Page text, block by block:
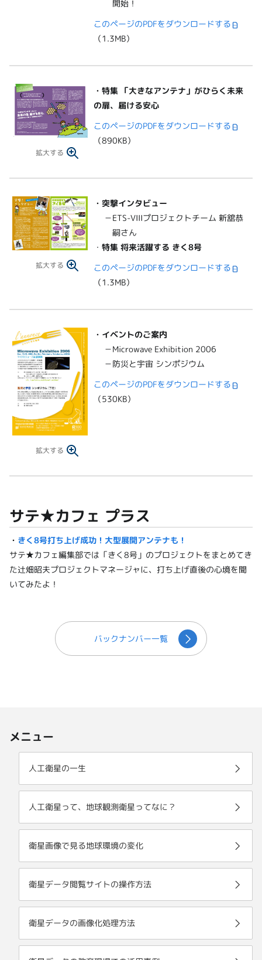
開始！
このページのPDFをダウンロードする
（1.3MB）
拡大する
・ 特集 「大きなアンテナ」がひらく未来
の扉、届ける安心
このページのPDFをダウンロードする
（890KB）
拡大する
・突撃インタビュー
－ETS-VIIIプロジェクトチーム 新舘恭
嗣さん
・ 特集 将来活躍する きく8号
このページのPDFをダウンロードする
（1.3MB）
拡大する
・ イベントのご案内
－Microwave Exhibition 2006
－防災と宇宙 シンポジウム
このページのPDFをダウンロードする
（530KB）
サテ★カフェ プラス
・ きく8号打ち上げ成功！大型展開アンテナも！
サテ★カフェ編集部では「きく8号」のプロジェクトをまとめてき
た辻畑昭夫プロジェクトマネージャに、打ち上げ直後の心境を聞
いてみたよ！
バックナンバー一覧
メニュー
人工衛星の一生
人工衛星って、地球観測衛星ってなに？
衛星画像で見る地球環境の変化
衛星データ閲覧サイトの操作方法
衛星データの画像化処理方法